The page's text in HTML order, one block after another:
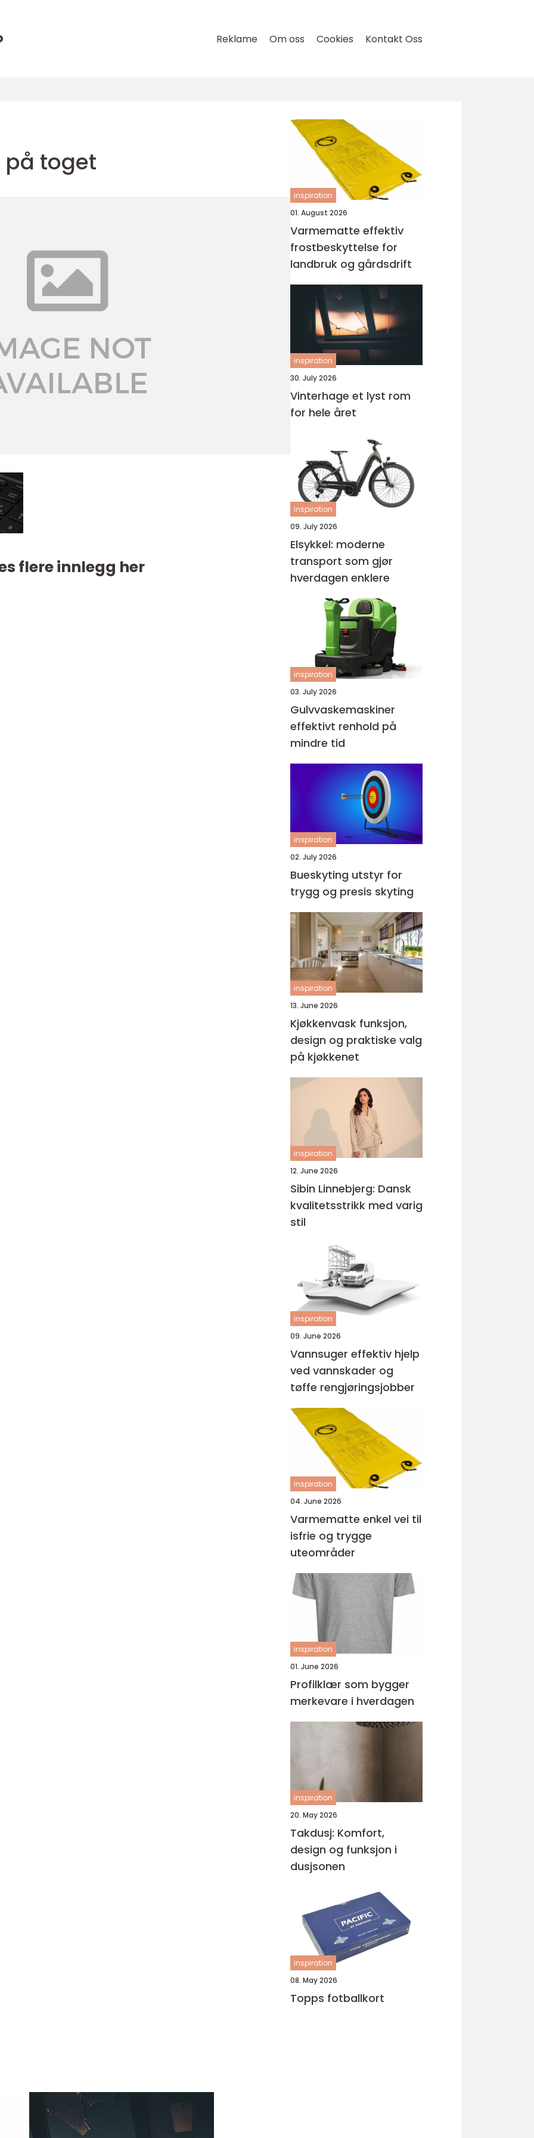
Reklame Om oss Cookies Kontakt Oss
toget
flere innlegg her
inspiration
01. August 2026
Varmematte effektiv
frostbeskyttelse for
landbruk og gårdsdrift
inspiration
30. July 2026
Vinterhage et lyst rom
for hele året
inspiration
09. July 2026
Elsykkel: moderne
transport som gjør
hverdagen enklere
inspiration
03. July 2026
Gulvvaskemaskiner
effektivt renhold på
mindre tid
inspiration
02. July 2026
Bueskyting utstyr for
trygg og presis skyting
inspiration
13. June 2026
Kjøkkenvask funksjon,
design og praktiske valg
på kjøkkenet
inspiration
12. June 2026
Sibin Linnebjerg: Dansk
kvalitetsstrikk med varig
stil
inspiration
09. June 2026
Vannsuger effektiv hjelp
ved vannskader og
tøffe rengjøringsjobber
inspiration
04. June 2026
Varmematte enkel vei til
isfrie og trygge
uteområder
inspiration
01. June 2026
Profilklær som bygger
merkevare i hverdagen
inspiration
20. May 2026
Takdusj: Komfort,
design og funksjon i
dusjsonen
inspiration
08. May 2026
Topps fotballkort